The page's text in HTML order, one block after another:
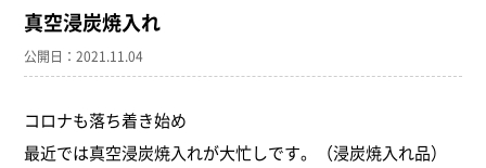
真空浸炭焼入れ
公開日：2021.11.04
コロナも落ち着き始め
最近では真空浸炭焼入れが大忙しです。（浸炭焼入れ品）
高周波焼入れ（11）